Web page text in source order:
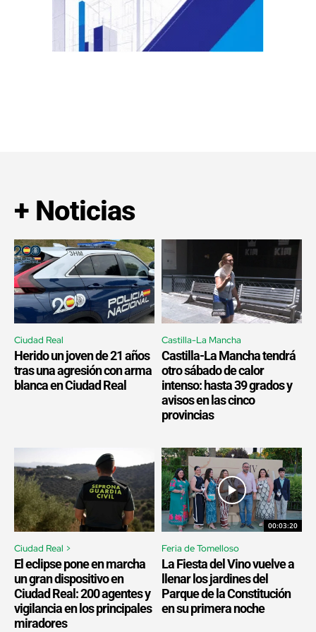
+ Noticias
Ciudad Real
Herido un joven de 21 años
tras una agresión con arma
blanca en Ciudad Real
Castilla-La Mancha
Castilla-La Mancha tendrá
otro sábado de calor
intenso: hasta 39 grados y
avisos en las cinco
provincias
Ciudad Real >
El eclipse pone en marcha
un gran dispositivo en
Ciudad Real: 200 agentes y
vigilancia en los principales
miradores
00:03:20
Feria de Tomelloso
La Fiesta del Vino vuelve a
llenar los jardines del
Parque de la Constitución
en su primera noche